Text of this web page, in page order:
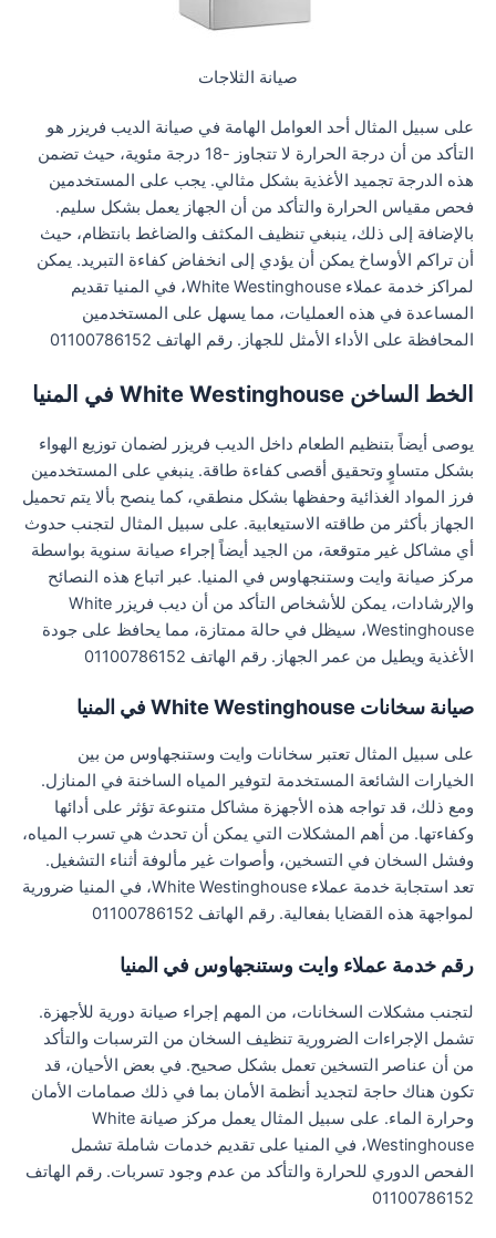
صيانة الثلاجات
على سبيل المثال أحد العوامل الهامة في صيانة الديب فريزر هو
التأكد من أن درجة الحرارة لا تتجاوز -18 درجة مئوية، حيث تضمن
هذه الدرجة تجميد الأغذية بشكل مثالي. يجب على المستخدمين
فحص مقياس الحرارة والتأكد من أن الجهاز يعمل بشكل سليم.
بالإضافة إلى ذلك، ينبغي تنظيف المكثف والضاغط بانتظام، حيث
أن تراكم الأوساخ يمكن أن يؤدي إلى انخفاض كفاءة التبريد. يمكن
لمراكز خدمة عملاء White Westinghouse، في المنيا تقديم
المساعدة في هذه العمليات، مما يسهل على المستخدمين
المحافظة على الأداء الأمثل للجهاز. رقم الهاتف 01100786152
الخط الساخن White Westinghouse في المنيا
يوصى أيضاً بتنظيم الطعام داخل الديب فريزر لضمان توزيع الهواء
بشكل متساوٍ وتحقيق أقصى كفاءة طاقة. ينبغي على المستخدمين
فرز المواد الغذائية وحفظها بشكل منطقي، كما ينصح بألا يتم تحميل
الجهاز بأكثر من طاقته الاستيعابية. على سبيل المثال لتجنب حدوث
أي مشاكل غير متوقعة، من الجيد أيضاً إجراء صيانة سنوية بواسطة
مركز صيانة وايت وستنجهاوس في المنيا. عبر اتباع هذه النصائح
والإرشادات، يمكن للأشخاص التأكد من أن ديب فريزر White
Westinghouse، سيظل في حالة ممتازة، مما يحافظ على جودة
الأغذية ويطيل من عمر الجهاز. رقم الهاتف 01100786152
صيانة سخانات White Westinghouse في المنيا
على سبيل المثال تعتبر سخانات وايت وستنجهاوس من بين
الخيارات الشائعة المستخدمة لتوفير المياه الساخنة في المنازل.
ومع ذلك، قد تواجه هذه الأجهزة مشاكل متنوعة تؤثر على أدائها
وكفاءتها. من أهم المشكلات التي يمكن أن تحدث هي تسرب المياه،
وفشل السخان في التسخين، وأصوات غير مألوفة أثناء التشغيل.
تعد استجابة خدمة عملاء White Westinghouse، في المنيا ضرورية
لمواجهة هذه القضايا بفعالية. رقم الهاتف 01100786152
رقم خدمة عملاء وايت وستنجهاوس في المنيا
لتجنب مشكلات السخانات، من المهم إجراء صيانة دورية للأجهزة.
تشمل الإجراءات الضرورية تنظيف السخان من الترسبات والتأكد
من أن عناصر التسخين تعمل بشكل صحيح. في بعض الأحيان، قد
تكون هناك حاجة لتجديد أنظمة الأمان بما في ذلك صمامات الأمان
وحرارة الماء. على سبيل المثال يعمل مركز صيانة White
Westinghouse، في المنيا على تقديم خدمات شاملة تشمل
الفحص الدوري للحرارة والتأكد من عدم وجود تسربات. رقم الهاتف
01100786152